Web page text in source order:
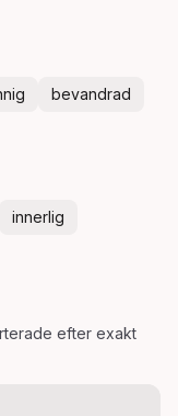
bevandrad
innerlig
efter exakt